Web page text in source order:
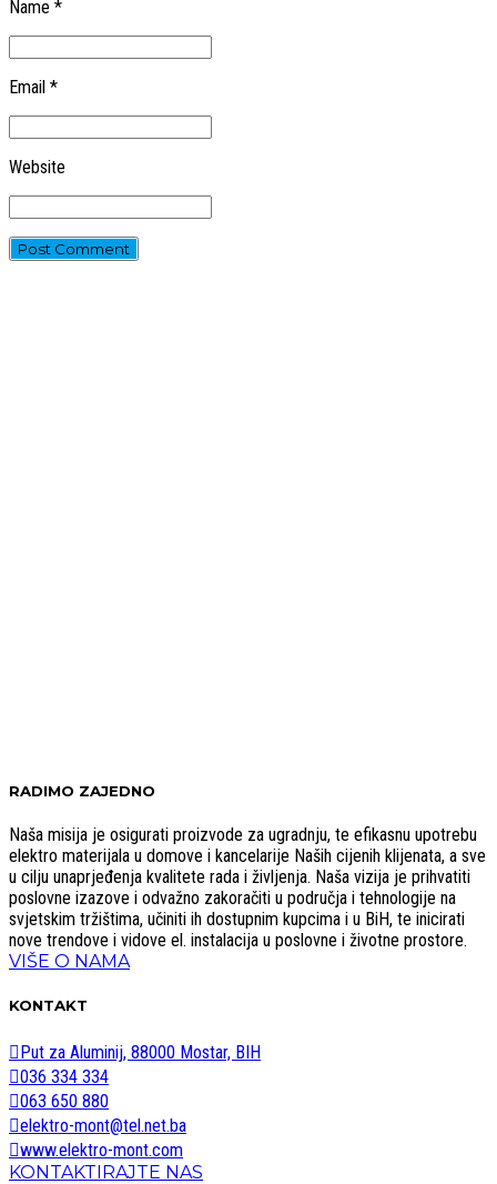
Name *
Email *
Website
Post Comment
RADIMO ZAJEDNO
Naša misija je osigurati proizvode za ugradnju, te efikasnu upotrebu
elektro materijala u domove i kancelarije Naših cijenih klijenata, a sve
u cilju unaprjeđenja kvalitete rada i življenja. Naša vizija je prihvatiti
poslovne izazove i odvažno zakoračiti u područja i tehnologije na
svjetskim tržištima, učiniti ih dostupnim kupcima i u BiH, te inicirati
nove trendove i vidove el. instalacija u poslovne i životne prostore.
VIŠE O NAMA
KONTAKT
Put za Aluminij, 88000 Mostar, BIH
036 334 334
063 650 880
elektro-mont@tel.net.ba
www.elektro-mont.com
KONTAKTIRAJTE NAS